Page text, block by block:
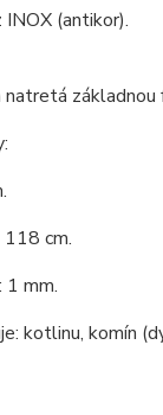
(antikor).
základnou
118 cm.
1 mm.
kotlinu, komín